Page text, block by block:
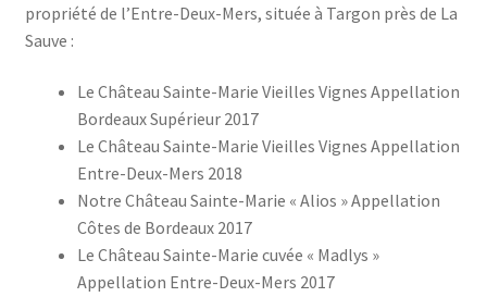
propriété de l’Entre-Deux-Mers, située à Targon près de La
Sauve :
Le Château Sainte-Marie Vieilles Vignes Appellation
Bordeaux Supérieur 2017
Le Château Sainte-Marie Vieilles Vignes Appellation
Entre-Deux-Mers 2018
Notre Château Sainte-Marie « Alios » Appellation
Côtes de Bordeaux 2017
Le Château Sainte-Marie cuvée « Madlys »
Appellation Entre-Deux-Mers 2017